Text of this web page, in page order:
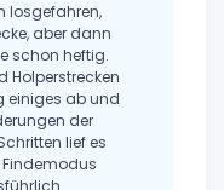
losgefahren,
aber dann
schon heftig.
Holperstrecken
einiges ab und
der
lief es